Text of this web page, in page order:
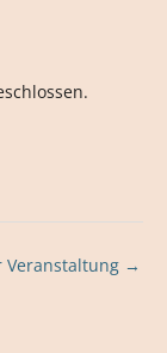
Veranstaltung →